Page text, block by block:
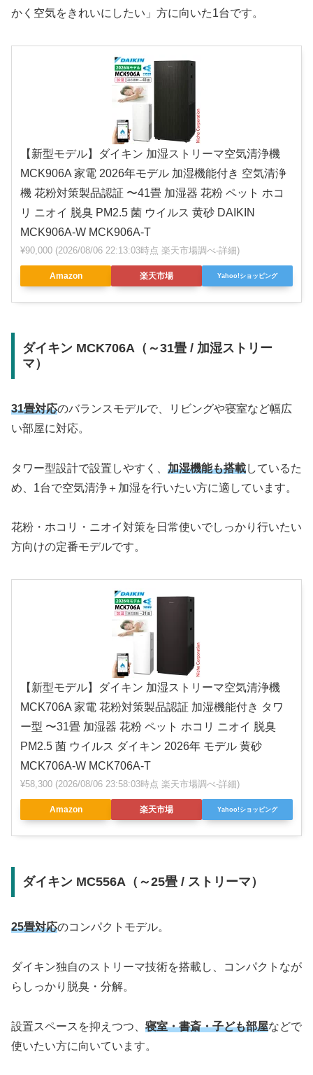
かく空気をきれいにしたい」方に向いた1台です。
【新型モデル】ダイキン 加湿ストリーマ空気清浄機
MCK906A 家電 2026年モデル 加湿機能付き 空気清浄
機 花粉対策製品認証 〜41畳 加湿器 花粉 ペット ホコ
リ ニオイ 脱臭 PM2.5 菌 ウイルス 黄砂 DAIKIN
MCK906A-W MCK906A-T
¥90,000 (2026/08/06 22:13:03時点 楽天市場調べ-詳細)
Amazon 楽天市場 Yahoo!ショッピング
ダイキン MCK706A（～31畳 / 加湿ストリー
マ）
31畳対応のバランスモデルで、リビングや寝室など幅広
い部屋に対応。
タワー型設計で設置しやすく、 加湿機能も搭載しているた
め、1台で空気清浄＋加湿を行いたい方に適しています。
花粉・ホコリ・ニオイ対策を日常使いでしっかり行いたい
方向けの定番モデルです。
【新型モデル】ダイキン 加湿ストリーマ空気清浄機
MCK706A 家電 花粉対策製品認証 加湿機能付き タワ
ー型 〜31畳 加湿器 花粉 ペット ホコリ ニオイ 脱臭
PM2.5 菌 ウイルス ダイキン 2026年 モデル 黄砂
MCK706A-W MCK706A-T
¥58,300 (2026/08/06 23:58:03時点 楽天市場調べ-詳細)
Amazon 楽天市場 Yahoo!ショッピング
ダイキン MC556A（～25畳 / ストリーマ）
25畳対応のコンパクトモデル。
ダイキン独自のストリーマ技術を搭載し、コンパクトなが
らしっかり脱臭・分解。
設置スペースを抑えつつ、 寝室・書斎・子ども部屋などで
使いたい方に向いています。